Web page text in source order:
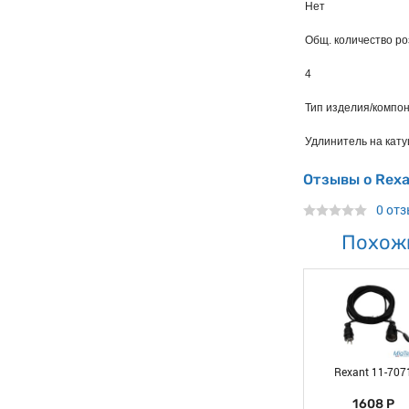
Нет
Общ. количество
4
Тип изделия/
Удлинитель на
Отзывы о
0
Rexant 11-
1608 Р